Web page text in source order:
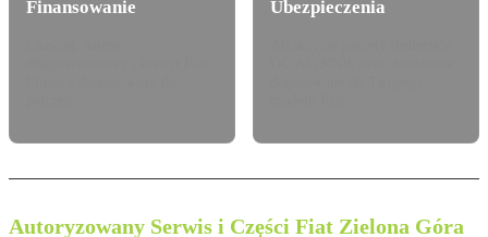
Finansowanie Ubezpieczenia
Autoryzowany Serwis i Części Fiat Zielona Góra